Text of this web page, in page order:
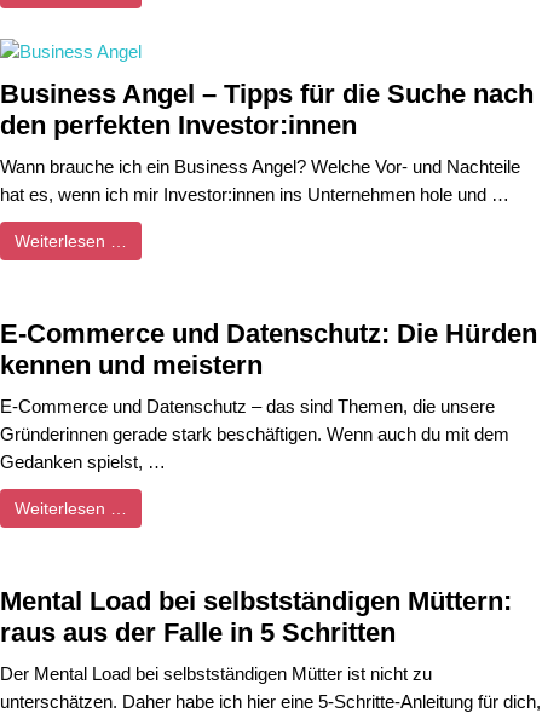
Business Angel – Tipps für die Suche nach
den perfekten Investor:innen
Wann brauche ich ein Business Angel? Welche Vor- und Nachteile
hat es, wenn ich mir Investor:innen ins Unternehmen hole und …
Weiterlesen …
E-Commerce und Datenschutz: Die Hürden
kennen und meistern
E-Commerce und Datenschutz – das sind Themen, die unsere
Gründerinnen gerade stark beschäftigen. Wenn auch du mit dem
Gedanken spielst, …
Weiterlesen …
Mental Load bei selbstständigen Müttern:
raus aus der Falle in 5 Schritten
Der Mental Load bei selbstständigen Mütter ist nicht zu
unterschätzen. Daher habe ich hier eine 5-Schritte-Anleitung für dich,